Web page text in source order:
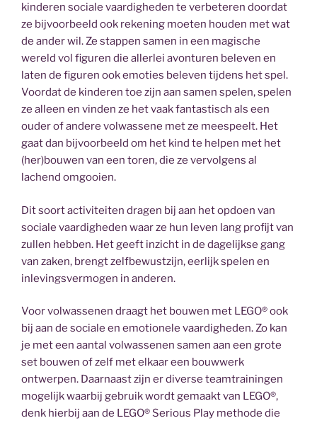
kinderen sociale vaardigheden te verbeteren doordat
ze bijvoorbeeld ook rekening moeten houden met wat
de ander wil. Ze stappen samen in een magische
wereld vol figuren die allerlei avonturen beleven en
laten de figuren ook emoties beleven tijdens het spel.
Voordat de kinderen toe zijn aan samen spelen, spelen
ze alleen en vinden ze het vaak fantastisch als een
ouder of andere volwassene met ze meespeelt. Het
gaat dan bijvoorbeeld om het kind te helpen met het
(her)bouwen van een toren, die ze vervolgens al
lachend omgooien.
Dit soort activiteiten dragen bij aan het opdoen van
sociale vaardigheden waar ze hun leven lang profijt van
zullen hebben. Het geeft inzicht in de dagelijkse gang
van zaken, brengt zelfbewustzijn, eerlijk spelen en
inlevingsvermogen in anderen.
Voor volwassenen draagt het bouwen met LEGO® ook
bij aan de sociale en emotionele vaardigheden. Zo kan
je met een aantal volwassenen samen aan een grote
set bouwen of zelf met elkaar een bouwwerk
ontwerpen. Daarnaast zijn er diverse teamtrainingen
mogelijk waarbij gebruik wordt gemaakt van LEGO®,
denk hierbij aan de LEGO® Serious Play methode die